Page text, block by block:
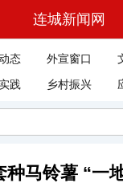
连城新闻网
态 外宣窗口
践 乡村振兴
种马铃薯 “一